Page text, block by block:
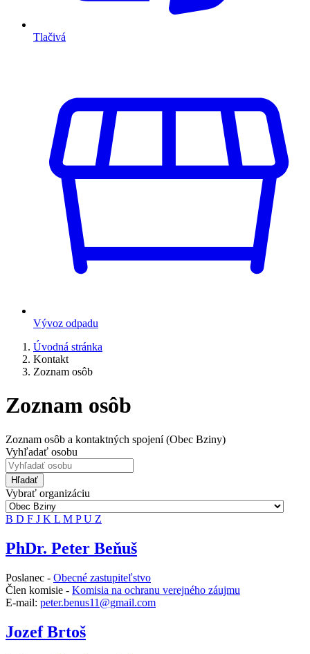
Tlačivá
Vývoz odpadu
Úvodná stránka
Kontakt
Zoznam osôb
Zoznam osôb
Zoznam osôb a kontaktných spojení (Obec Bziny)
Vyhľadať osobu
Hľadať
Vybrať organizáciu
B D F J K L M PU Z
PhDr. Peter Beňuš
Poslanec - Obecné zastupiteľstvo
Člen komisie - Komisia na ochranu verejného záujmu
E-mail: peter.benus11@gmail.com
Jozef Brtoš